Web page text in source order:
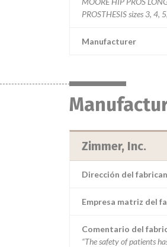
PROSTHESIS sizes 3, 4,
Manufacturer
Zimmer, Inc.
Dirección del
Empresa matriz del
Comentario del
“The safety of patients